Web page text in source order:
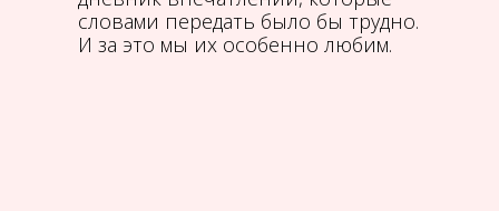
словами передать было бы трудно.
И за это мы их особенно любим.